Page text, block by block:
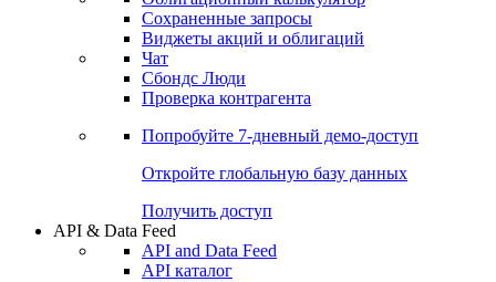
Сохраненные запросы
Виджеты акций и облигаций
Чат
Сбондс Люди
Проверка контрагента
Попробуйте 7-дневный демо-доступ
Откройте глобальную базу данных
Получить доступ
API & Data Feed
API and Data Feed
API каталог